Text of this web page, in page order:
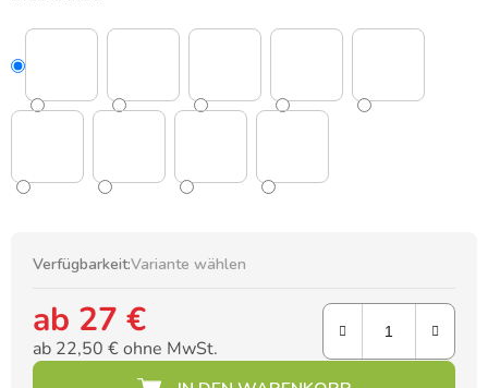
Verfügbarkeit:Variante wählen
ab 27 €
ab 22,50 €ohne MwSt.